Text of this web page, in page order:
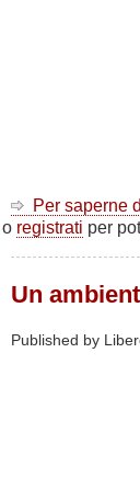
Per saperne
o registrati per
Un
Published by